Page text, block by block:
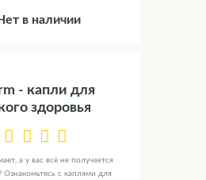
в наличии
- капли для
здоровья
а у вас всё не получается
Ознакомьтесь с каплями для